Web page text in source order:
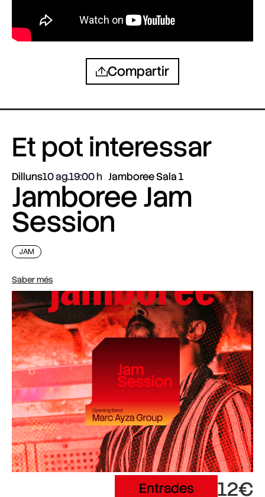
Compartir
Et pot interessar
Dilluns10 ag.19:00 Jamboree Sala 1
Jamboree Jam
Session
JAM
Saber més
Entrades 12€